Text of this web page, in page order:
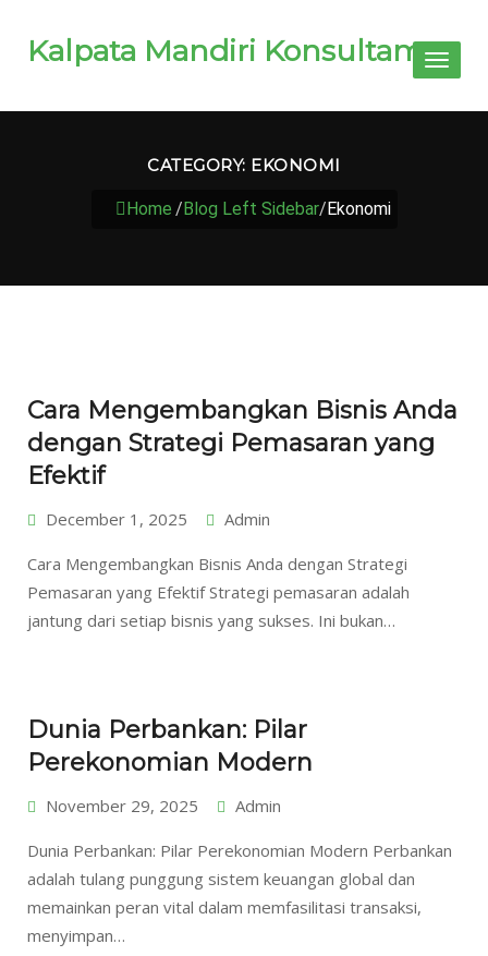
Kalpata Mandiri KonsultamaToggle
CATEGORY: EKONOMI
Home /Blog Left Sidebar/Ekonomi
Cara Mengembangkan Bisnis Anda
dengan Strategi Pemasaran yang
Efektif
December 1, 2025 Admin
Cara Mengembangkan Bisnis Anda dengan Strategi
Pemasaran yang Efektif Strategi pemasaran adalah
jantung dari setiap bisnis yang sukses. Ini bukan…
Dunia Perbankan: Pilar
Perekonomian Modern
November 29, 2025 Admin
Dunia Perbankan: Pilar Perekonomian Modern Perbankan
adalah tulang punggung sistem keuangan global dan
memainkan peran vital dalam memfasilitasi transaksi,
menyimpan…